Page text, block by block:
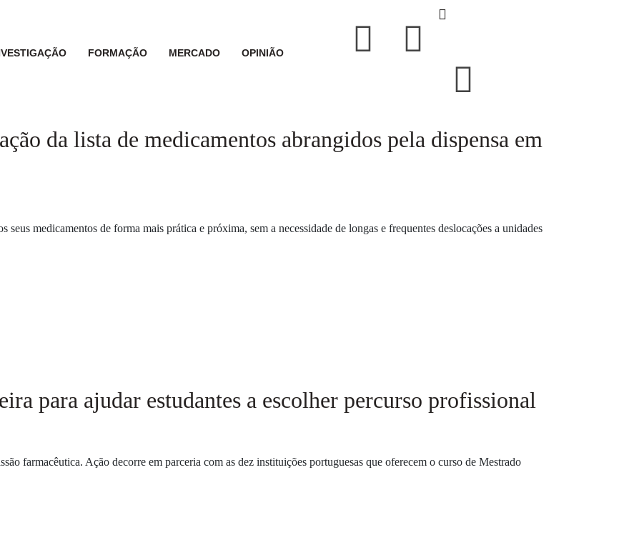
FORMAÇÃO MERCADO OPINIÃO
da lista de medicamentos abrangidos pela dispensa em
seus medicamentos de forma mais prática e próxima, sem a necessidade de longas e frequentes deslocações a unidades
para ajudar estudantes a escolher percurso profissional
farmacêutica. Ação decorre em parceria com as dez instituições portuguesas que oferecem o curso de Mestrado